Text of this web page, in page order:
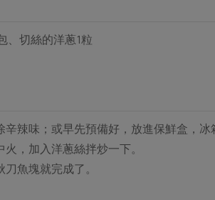
、切絲的洋蔥1粒
辣味；或早先預備好，放進保鮮盒，冰
，加入洋蔥絲拌炒一下。
魚塊就完成了。